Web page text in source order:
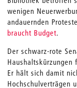
wenigen
andauernden
braucht Budget.
Der schwarz-rote
Haushaltskürzungen
Er hält sich damit
Hochschulverträgen